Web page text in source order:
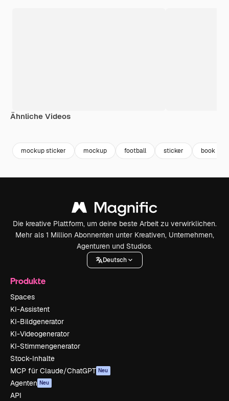
Ähnliche Videos
mockup sticker mockup football sticker book
Die kreative Plattform, um deine beste Arbeit zu verwirklichen.
Mehr als 1 Million Abonnenten unter Kreativen, Unternehmen,
Agenturen und Studios.
Deutsch
Produkte
Spaces
KI-Assistent
KI-Bildgenerator
KI-Videogenerator
KI-Stimmengenerator
Stock-Inhalte
MCP für Claude/ChatGPT Neu
Agenten Neu
API